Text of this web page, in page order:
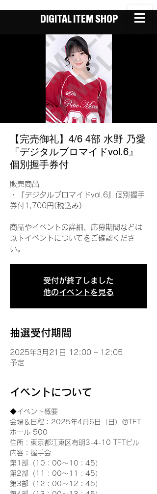
DIGITAL ITEM SHOP
【完売御礼】4/6 4部 水野 乃愛
『デジタルブロマイドvol.6』
個別握手券付
販売商品
・『デジタルブロマイドvol.6』個別握手
券付1,700円(税込み)
商品やイベントの詳細、応募期間などは
以下イベントについてをご確認くださ
い。
受付が終了しました
他のイベントを見る
抽選受付期間
2025年3月21日 12:00 – 12:05
予定
イベントについて
◆イベント概要
会場＆日程：2025年4月6日（日）＠TFT
ホール 500
住所：東京都江東区有明3-4-10 TFTビル
内容：握手会
第1部（10：00～10：45）
第2部（11：00～11：45）
第3部（12：00～12：45）